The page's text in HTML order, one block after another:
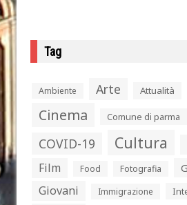
Tag
Ambiente Arte Attualità
Cinema Comune di parma
COVID-19 Cultura
Film Food Fotografia
Giovani Immigrazione